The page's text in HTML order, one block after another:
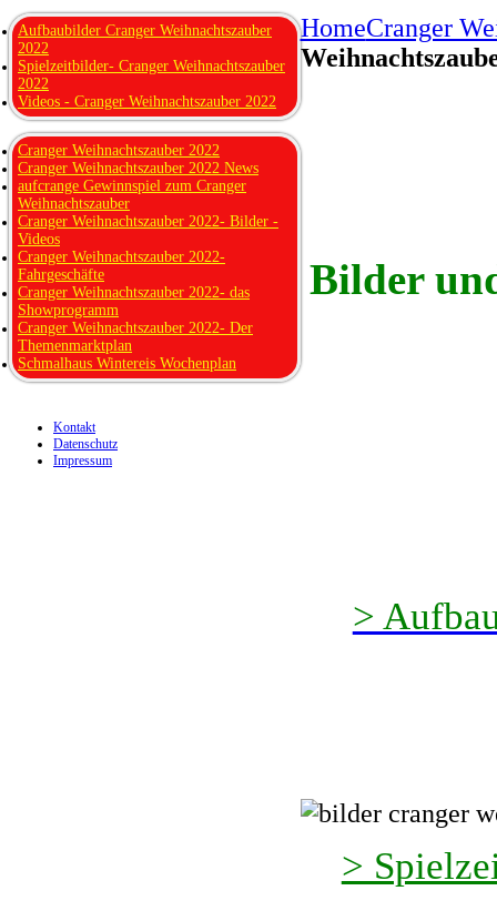
HomeCranger
Bilder
>
>
Aufbaubilder Cranger Weihnachtszauber
2022
Spielzeitbilder- Cranger Weihnachtszauber
2022
Videos - Cranger Weihnachtszauber 2022
Cranger Weihnachtszauber 2022
Cranger Weihnachtszauber 2022 News
aufcrange Gewinnspiel zum Cranger
Weihnachtszauber
Cranger Weihnachtszauber 2022- Bilder -
Videos
Cranger Weihnachtszauber 2022-
Fahrgeschäfte
Cranger Weihnachtszauber 2022- das
Showprogramm
Cranger Weihnachtszauber 2022- Der
Themenmarktplan
Schmalhaus Wintereis Wochenplan
Kontakt
Datenschutz
Impressum